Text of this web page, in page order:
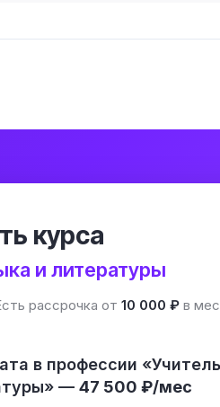
курса
и литературы
рассрочка от 10 000 ₽в
в профессии
— 47 500 ₽/мес